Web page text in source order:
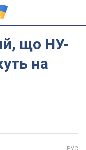
що НУ-
на